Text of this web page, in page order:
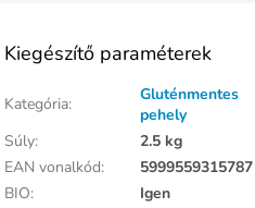
Kiegészítő paraméterek
Kategória:
Gluténmentes
pehely
Súly:
2.5 kg
EAN vonalkód:
5999559315787
BIO:
Igen